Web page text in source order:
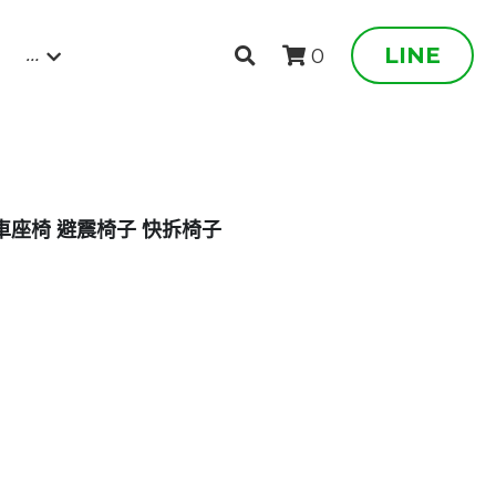
… 0 LINE
座椅 避震椅子 快拆椅子